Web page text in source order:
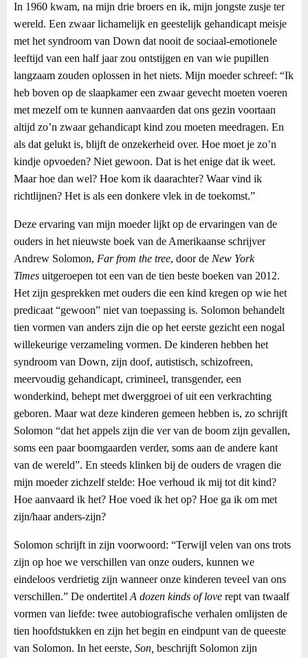
In 1960 kwam, na mijn drie broers en ik, mijn jongste zusje ter
wereld. Een zwaar lichamelijk en geestelijk gehandicapt meisje
met het syndroom van Down dat nooit de sociaal-emotionele
leeftijd van een half jaar zou ontstijgen en van wie pupillen
langzaam zouden oplossen in het niets. Mijn moeder schreef: “Ik
heb boven op de slaapkamer een zwaar gevecht moeten voeren
met mezelf om te kunnen aanvaarden dat ons gezin voortaan
altijd zo’n zwaar gehandicapt kind zou moeten meedragen. En
als dat gelukt is, blijft de onzekerheid over. Hoe moet je zo’n
kindje opvoeden? Niet gewoon. Dat is het enige dat ik weet.
Maar hoe dan wel? Hoe kom ik daarachter? Waar vind ik
richtlijnen? Het is als een donkere vlek in de toekomst.”
Deze ervaring van mijn moeder lijkt op de ervaringen van de
ouders in het nieuwste boek van de Amerikaanse schrijver
Andrew Solomon, Far from the tree, door de New York
Times uitgeroepen tot een van de tien beste boeken van 2012.
Het zijn gesprekken met ouders die een kind kregen op wie het
predicaat “gewoon” niet van toepassing is. Solomon behandelt
tien vormen van anders zijn die op het eerste gezicht een nogal
willekeurige verzameling vormen. De kinderen hebben het
syndroom van Down, zijn doof, autistisch, schizofreen,
meervoudig gehandicapt, crimineel, transgender, een
wonderkind, behept met dwerggroei of uit een verkrachting
geboren. Maar wat deze kinderen gemeen hebben is, zo schrijft
Solomon “dat het appels zijn die ver van de boom zijn gevallen,
soms een paar boomgaarden verder, soms aan de andere kant
van de wereld”. En steeds klinken bij de ouders de vragen die
mijn moeder zichzelf stelde: Hoe verhoud ik mij tot dit kind?
Hoe aanvaard ik het? Hoe voed ik het op? Hoe ga ik om met
zijn/haar anders-zijn?
Solomon schrijft in zijn voorwoord: “Terwijl velen van ons trots
zijn op hoe we verschillen van onze ouders, kunnen we
eindeloos verdrietig zijn wanneer onze kinderen teveel van ons
verschillen.” De ondertitel A dozen kinds of love rept van twaalf
vormen van liefde: twee autobiografische verhalen omlijsten de
tien hoofdstukken en zijn het begin en eindpunt van de queeste
van Solomon. In het eerste, Son, beschrijft Solomon zijn